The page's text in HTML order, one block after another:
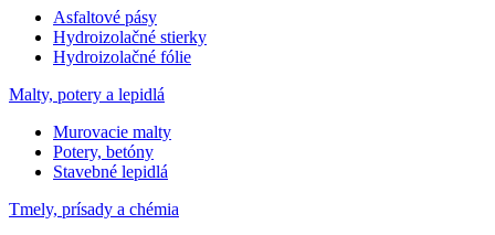
Asfaltové pásy
Hydroizolačné stierky
Hydroizolačné fólie
Malty, potery a lepidlá
Murovacie malty
Potery, betóny
Stavebné lepidlá
Tmely, prísady a chémia